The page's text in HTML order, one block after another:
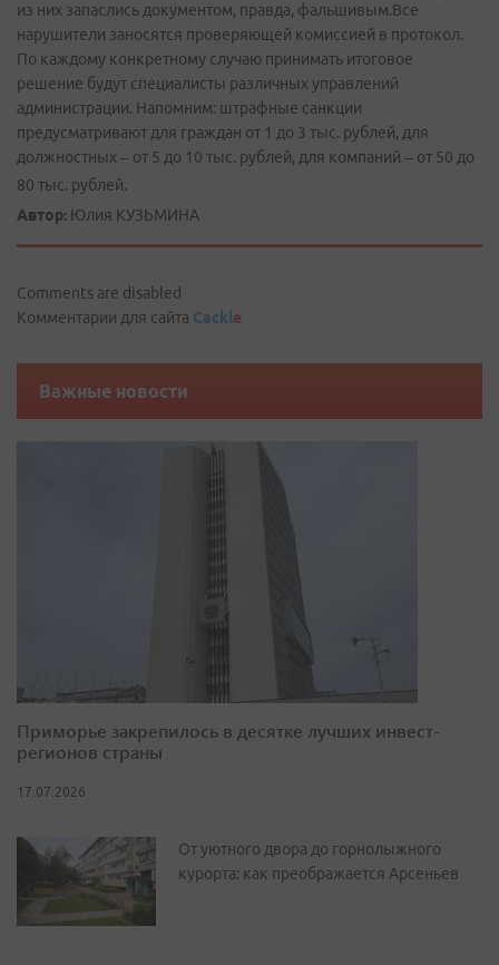
из них запаслись документом, правда, фальшивым.Все
нарушители заносятся проверяющей комиссией в протокол.
По каждому конкретному случаю принимать итоговое
решение будут специалисты различных управлений
администрации. Напомним: штрафные санкции
предусматривают для граждан от 1 до 3 тыс. рублей, для
должностных – от 5 до 10 тыс. рублей, для компаний – от 50 до
80 тыс. рублей.
Автор: Юлия КУЗЬМИНА
Comments are disabled
Комментарии для сайта Cackle
Важные новости
Приморье закрепилось в десятке лучших инвест-
регионов страны
17.07.2026
От уютного двора до горнолыжного
курорта: как преображается Арсеньев